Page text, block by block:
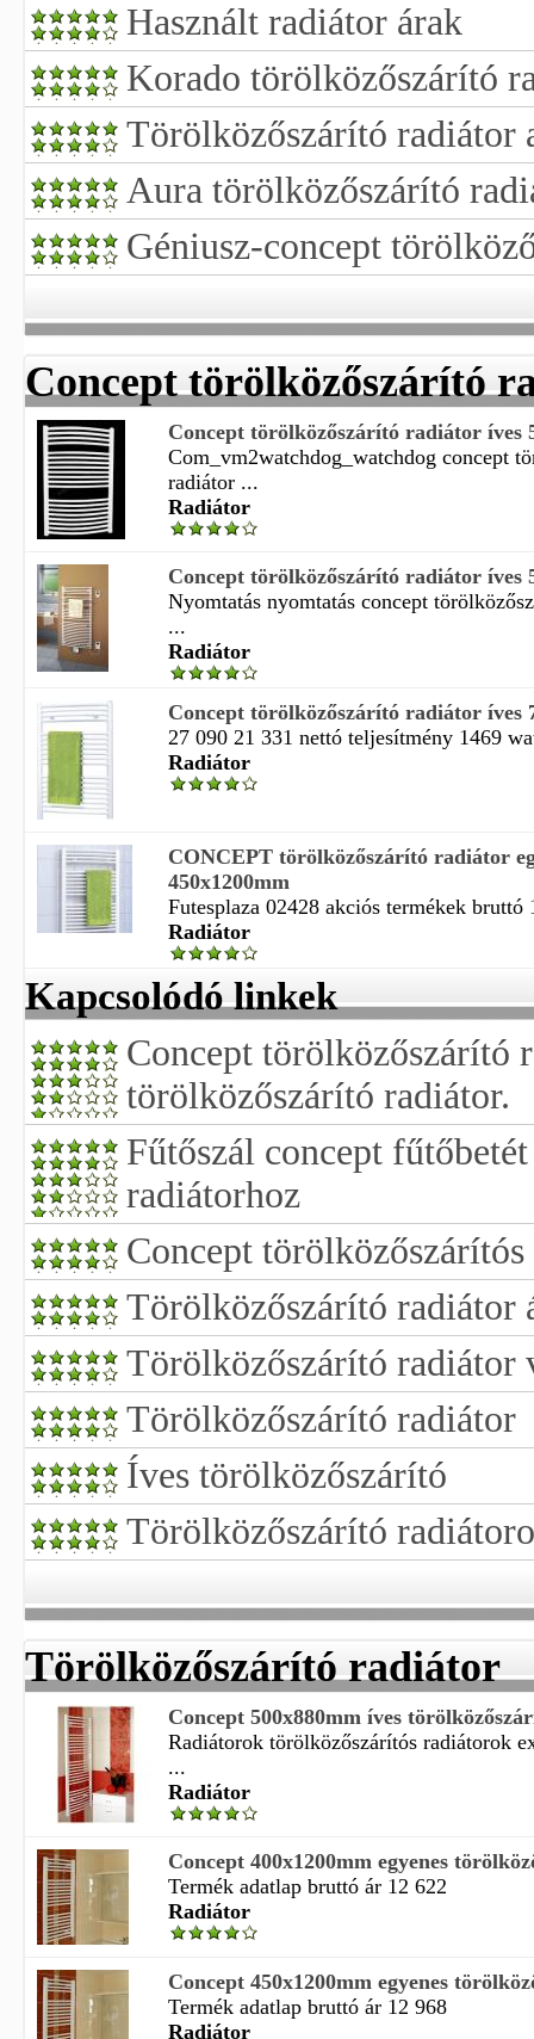
Használt radiátor árak
Korado törölközőszárító
Törölközőszárító radiátor
Aura törölközőszárító
Géniusz-concept
Concept törölközőszárító
Concept törölközőszárító radiátor íves
Com_vm2watchdog_watchdog concept
radiátor ...
Radiátor
Concept törölközőszárító radiátor íves
Nyomtatás nyomtatás concept
...
Radiátor
Concept törölközőszárító radiátor íves
27 090 21 331 nettó teljesítmény 1469
Radiátor
CONCEPT törölközőszárító radiátor
450x1200mm
Futesplaza 02428 akciós termékek
Radiátor
Kapcsolódó linkek
Concept törölközőszárító
törölközőszárító radiátor.
Fűtőszál concept
radiátorhoz
Concept
Törölközőszárító radiátor
Törölközőszárító radiátor
Törölközőszárító radiátor
Íves törölközőszárító
Törölközőszárító
Törölközőszárító radiátor
Concept 500x880mm íves
Radiátorok törölközőszárítós radiátorok
...
Radiátor
Concept 400x1200mm egyenes
Termék adatlap bruttó ár 12 622
Radiátor
Concept 450x1200mm egyenes
Termék adatlap bruttó ár 12 968
Radiátor